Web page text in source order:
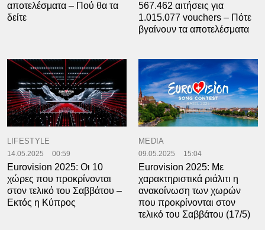
αποτελέσματα – Πού θα τα
δείτε
567.462 αιτήσεις για
1.015.077 vouchers – Πότε
βγαίνουν τα αποτελέσματα
LIFESTYLE
14.05.2025 00:59
Eurovision 2025: Οι 10
χώρες που προκρίνονται
στον τελικό του Σαββάτου –
Εκτός η Κύπρος
MEDIA
09.05.2025 15:04
Eurovision 2025: Με
χαρακτηριστικά ριάλιτι η
ανακοίνωση των χωρών
που προκρίνονται στον
τελικό του Σαββάτου (17/5)